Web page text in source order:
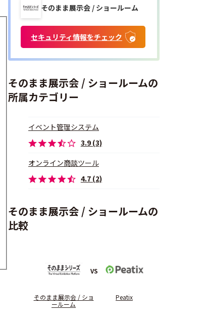
そのまま展示会 / ショールーム
セキュリティ情報をチェック
そのまま展示会 / ショールームの
所属カテゴリー
イベント管理システム
3.9 (3)
オンライン商談ツール
4.7 (2)
そのまま展示会 / ショールームの
比較
そのまま展示会 / ショ
ールーム
VS
Peatix